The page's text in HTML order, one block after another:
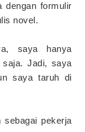
dengan formulir
novel.
saya hanya
saja. Jadi, saya
saya taruh di
sebagai pekerja